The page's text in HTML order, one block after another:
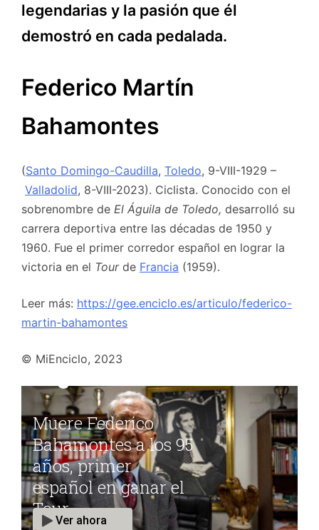
legendarias y la pasión que él
demostró en cada pedalada.
Federico Martín
Bahamontes
(Santo Domingo-Caudilla, Toledo, 9-VIII-1929 –
Valladolid, 8-VIII-2023). Ciclista. Conocido con el
sobrenombre de El Águila de Toledo, desarrolló su
carrera deportiva entre las décadas de 1950 y
1960. Fue el primer corredor español en lograr la
victoria en el Tourde Francia (1959).
Leer más: https://gee.enciclo.es/articulo/federico-
martin-bahamontes
© MiEnciclo, 2023